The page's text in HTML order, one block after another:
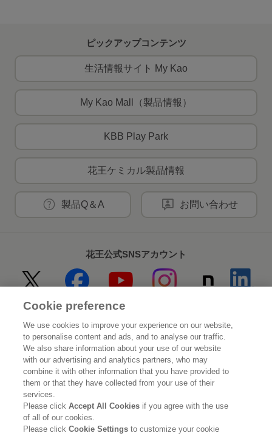
ピックアップコンテンツ
生活情報サイト My Kao
My Kao Mall（製品情報）
KBB Play Park
花王ケミカル製品情報
製品Q＆A お問い合わせ
花王公式SNSアカウント
Home 花王について
サステナビリティ イノベーション
ブランド 投資家情報
ニュースルーム 採用情報
利用規約 花王のアクセシビリティ 個人情報保護方針
Cookie preference
We use cookies to improve your experience on our website,
to personalise content and ads, and to analyse our traffic.
We also share information about your use of our website
with our advertising and analytics partners, who may
combine it with other information that you have provided to
them or that they have collected from your use of their
services.
Please clickAccept All Cookies if you agree with the use
of all of our cookies.
Please clickCookie Settingsto customize your cookie